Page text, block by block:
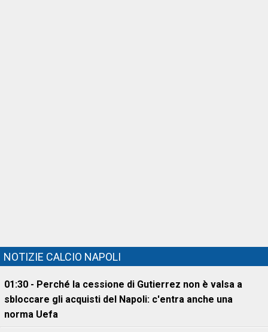
NOTIZIE CALCIO NAPOLI
01:30 - Perché la cessione di Gutierrez non è valsa a
sbloccare gli acquisti del Napoli: c'entra anche una
norma Uefa